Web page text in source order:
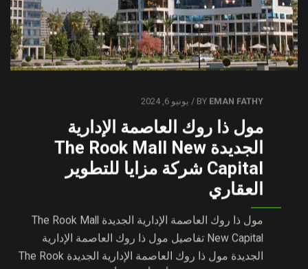
BY EMAN FATHY / يونيو 6, 2024
مول ذا روك العاصمة الإدارية
الجديدة The Rook Mall New
Capital شركة مزايا للتطوير
العقاري
مول ذا روك العاصمة الإدارية الجديدة The Rook Mall
New Capital تفاصيل مول ذا روك العاصمة الإدارية
الجديدة مول ذا روك العاصمة الإدارية الجديدة The Rook